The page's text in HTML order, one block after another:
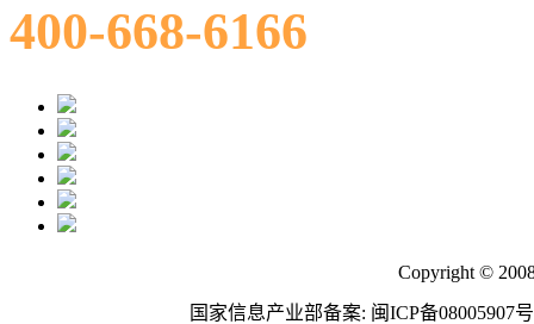
400-668-6166
Copyright ©
国家信息产业部备案: 闽ICP备08005907